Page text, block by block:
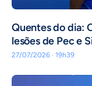
Quentes do dia:
lesões de Pec e
27/07/2026 · 19h39